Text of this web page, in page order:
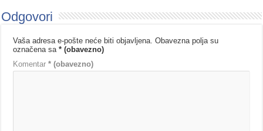
Odgovori
Vaša adresa e-pošte neće biti objavljena. Obavezna polja su
označena sa* (obavezno)
Komentar* (obavezno)